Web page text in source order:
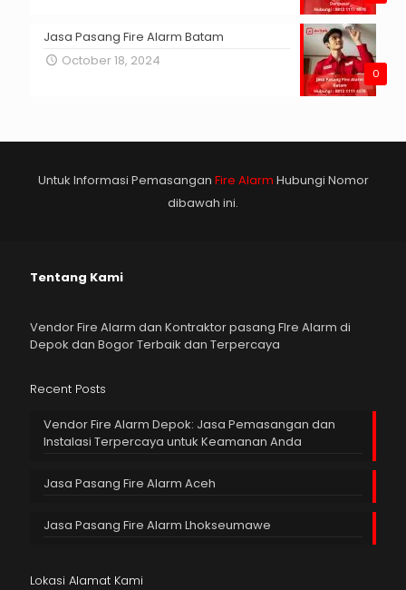
0
Jasa Pasang Fire Alarm Batam
October 18, 2024
Untuk Informasi Pemasangan Fire Alarm Hubungi Nomor
dibawah ini.
Tentang Kami
Vendor Fire Alarm dan Kontraktor pasang FIre Alarm di
Depok dan Bogor Terbaik dan Terpercaya
Recent Posts
Vendor Fire Alarm Depok: Jasa Pemasangan dan
Instalasi Terpercaya untuk Keamanan Anda
Jasa Pasang Fire Alarm Aceh
Jasa Pasang Fire Alarm Lhokseumawe
Lokasi Alamat Kami